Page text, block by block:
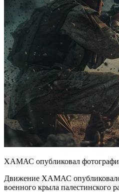
ХАМАС опубликовал
Движение ХАМАС опубликовало
военного крыла палестинского